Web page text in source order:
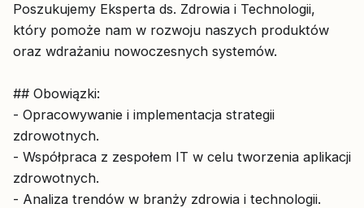
Poszukujemy Eksperta ds. Zdrowia i Technologii,
który pomoże nam w rozwoju naszych produktów
oraz wdrażaniu nowoczesnych systemów.
## Obowiązki:
- Opracowywanie i implementacja strategii
zdrowotnych.
- Współpraca z zespołem IT w celu tworzenia aplikacji
zdrowotnych.
- Analiza trendów w branży zdrowia i technologii.